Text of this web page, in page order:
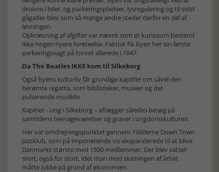
drukne i biler, og parkeringspladser, lysregulering og til sidst
gågader blev som så mange andre steder derfor en del af
løsningen.
Opkrævning af afgifter var nævnt som et kuriosum bestemt
ikke nogen nyere foreteelse. Faktisk fik byen her sin første
parkeringsvagt på torvet allerede i 1947.
Da The Beatles IKKE kom til Silkeborg
Også byens kulturliv får grundige kapitler om såvel den
berømte regatta, som biblioteker, museer og det
pulserende musikliv.
Kapitlet - Ung i Silkeborg – aflægger således besøg på
samtidens teenageværelser og graver i ungdomskulturen.
Her var omdrejningspunktet gennem 1960erne Down Town
Jazzklub, som på imponerende vis ekspanderede til at blive
Danmarks største med 1500 medlemmer. Der blev satset
stort, også for stort, idet man mod slutningen af årtiet
måtte lukke på grund af økonomien.